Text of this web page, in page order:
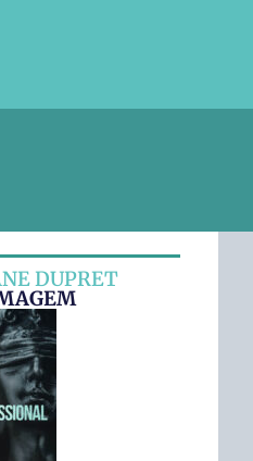
DUPRET